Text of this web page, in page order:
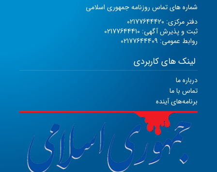
شماره های تماس روزنامه جمهوری اسلامی
دفتر مرکزی: 02177644420
ثبت و پذیرش آگهی: 02177644410
روابط عمومی: 02177644409
لینک های کاربردی
درباره ما
تماس با ما
برنامه‌های آینده